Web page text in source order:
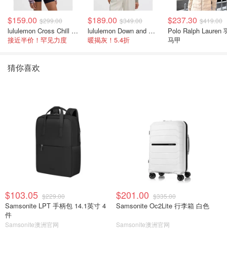
$159.00 $299.00
lululemon Cross Chill 女士运动外套
接近半价！罕见力度
$189.00 $349.00
lululemon Down and Around 羽绒夹克
暖揭灰！5.4折
$237.30 $419.00
Polo Ralph Lauren
马甲
猜你喜欢
$103.05 $229.00
Samsonite LPT 手柄包 14.1英寸 4
件
Samsonite澳洲官网
$201.00 $335.00
Samsonite Oc2Lite 行李箱 白色
Samsonite澳洲官网